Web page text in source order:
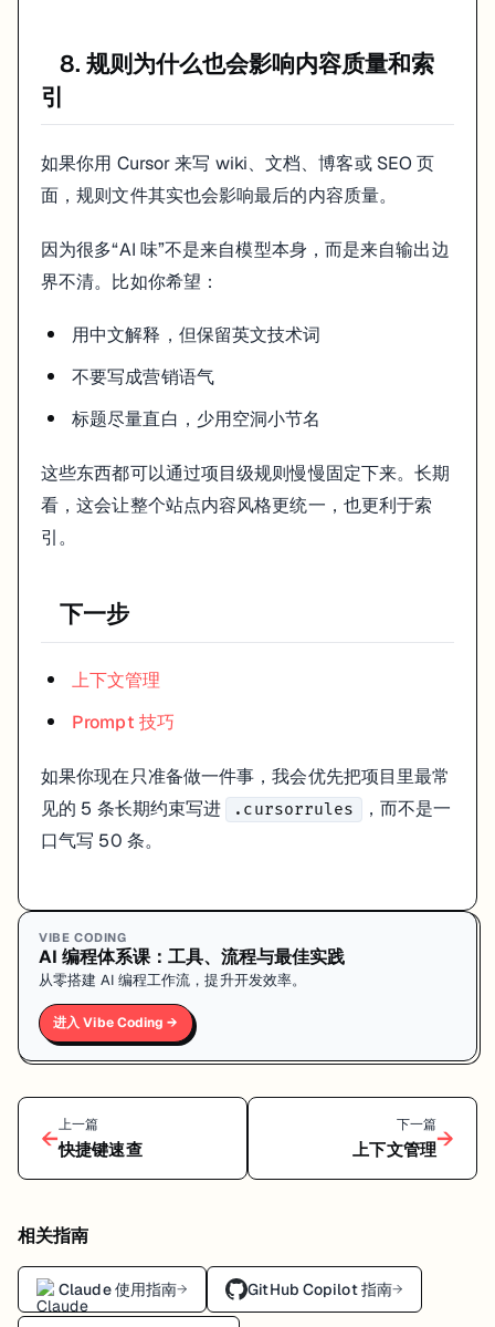
8. 规则为什么也会影响内容质量和索
引
如果你用 Cursor 来写 wiki、文档、博客或 SEO 页
面，规则文件其实也会影响最后的内容质量。
因为很多“AI 味”不是来自模型本身，而是来自输出边
界不清。比如你希望：
用中文解释，但保留英文技术词
不要写成营销语气
标题尽量直白，少用空洞小节名
这些东西都可以通过项目级规则慢慢固定下来。长期
看，这会让整个站点内容风格更统一，也更利于索
引。
下一步
上下文管理
Prompt 技巧
如果你现在只准备做一件事，我会优先把项目里最常
见的 5 条长期约束写进
.cursorrules
，而不是一
口气写 50 条。
VIBE CODING
AI 编程体系课：工具、流程与最佳实践
从零搭建 AI 编程工作流，提升开发效率。
进入 Vibe Coding →
←上一篇
快捷键速查
下一篇
上下文管理→
相关指南
Claude 使用指南→ GitHub Copilot 指南→